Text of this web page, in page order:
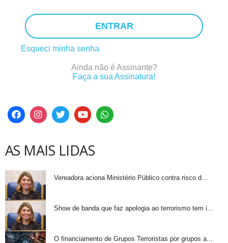
ENTRAR
Esqueci minha senha
Ainda não é Assinante?
Faça a sua Assinatura!
AS MAIS LIDAS
Vereadora aciona Ministério Público contra risco d...
Show de banda que faz apologia ao terrorismo tem i...
O financiamento de Grupos Terroristas por grupos a...